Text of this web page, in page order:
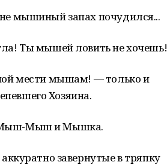
мышиный запах почудился...
Ты мышей ловить не хочешь!
мести мышам! — только и
Хозяина.
Мыш-Мыш и Мышка.
завернутые в тряпку